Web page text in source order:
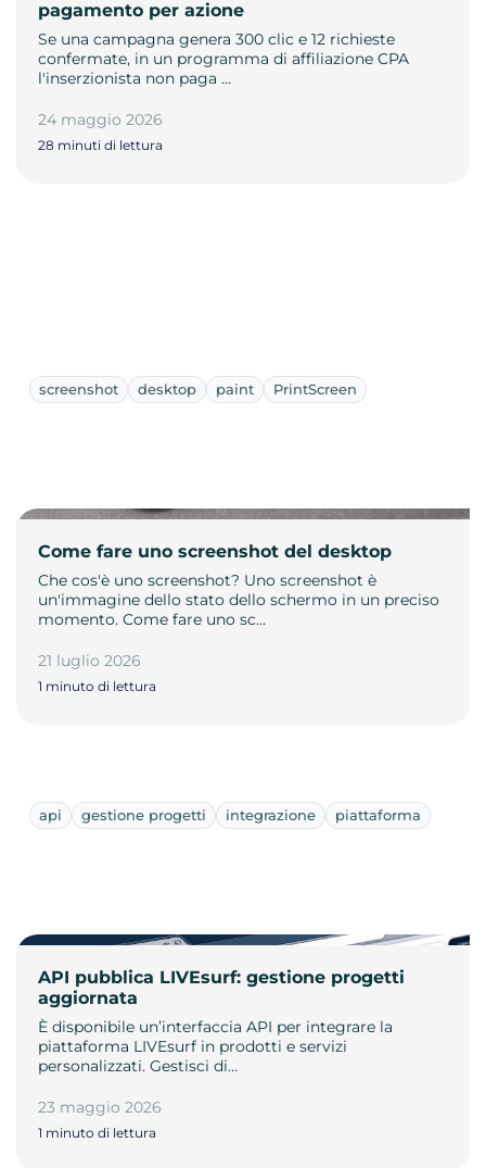
pagamento per azione
Se una campagna genera 300 clic e 12 richieste
confermate, in un programma di affiliazione CPA
l'inserzionista non paga …
24 maggio 2026
28 minuti di lettura
screenshot desktop paint PrintScreen
Come fare uno screenshot del desktop
Che cos'è uno screenshot? Uno screenshot è
un'immagine dello stato dello schermo in un preciso
momento. Come fare uno sc…
21 luglio 2026
1 minuto di lettura
api gestione progetti integrazione piattaforma
API pubblica LIVEsurf: gestione progetti
aggiornata
È disponibile un’interfaccia API per integrare la
piattaforma LIVEsurf in prodotti e servizi
personalizzati. Gestisci di…
23 maggio 2026
1 minuto di lettura